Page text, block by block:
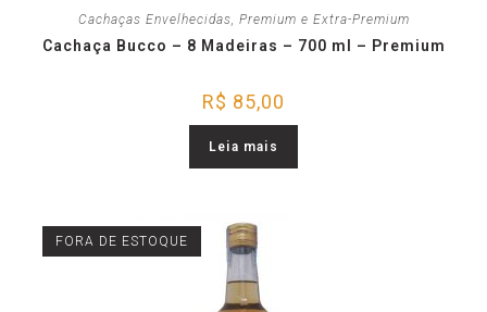
Cachaças Envelhecidas, Premium e Extra-Premium
Cachaça Bucco – 8 Madeiras – 700 ml – Premium
R$ 85,00
Leia mais
FORA DE ESTOQUE